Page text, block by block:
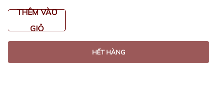
THÊM VÀO
GIỎ
HẾT HÀNG